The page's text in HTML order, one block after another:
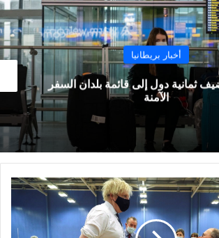
أخبار بريطانيا
ثمانية دول إلى قائمة بلدان السفر
الآمنة